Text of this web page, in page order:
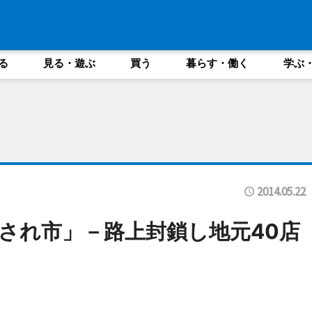
見る・遊ぶ 買う 暮らす・働く 学ぶ
2014.05.22
れ市」－路上封鎖し地元40店